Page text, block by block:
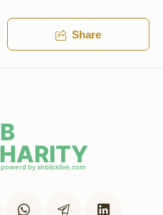
$20.00
אנצוקומען צו האלב
Share